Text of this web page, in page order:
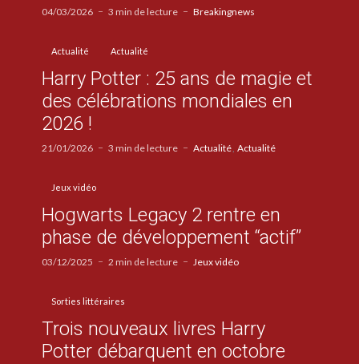
04/03/2026 3 min de lecture Breakingnews
Actualité Actualité
Harry Potter : 25 ans de magie et
des célébrations mondiales en
2026 !
21/01/2026 3 min de lecture Actualité Actualité
Jeux vidéo
Hogwarts Legacy 2 rentre en
phase de développement “actif”
03/12/2025 2 min de lecture Jeux vidéo
Sorties littéraires
Trois nouveaux livres Harry
Potter débarquent en octobre